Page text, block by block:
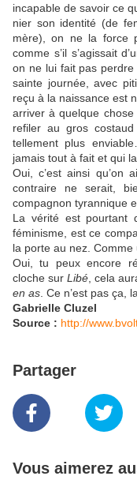
incapable de savoir ce
nier son identité (de
mère), on ne la force
comme s’il s’agissait
on ne lui fait pas
sainte journée, avec
reçu à la naissance est
arriver à quelque chose
refiler au gros
tellement plus
jamais tout à fait et qui
Oui, c’est ainsi qu’on
contraire ne serait,
compagnon tyrannique
La vérité est pourtant
féminisme, est ce
la porte au nez. Comme
Oui, tu peux encore
cloche surLibé , cela
en as . Ce n’est pas ça,
Gabrielle Cluzel
Source : http://
Partager
Vous aimerez